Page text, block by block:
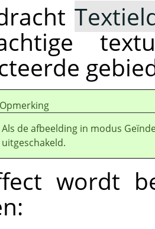
Opmerking
Als de afbeelding in modus
uitgeschakeld.
wordt